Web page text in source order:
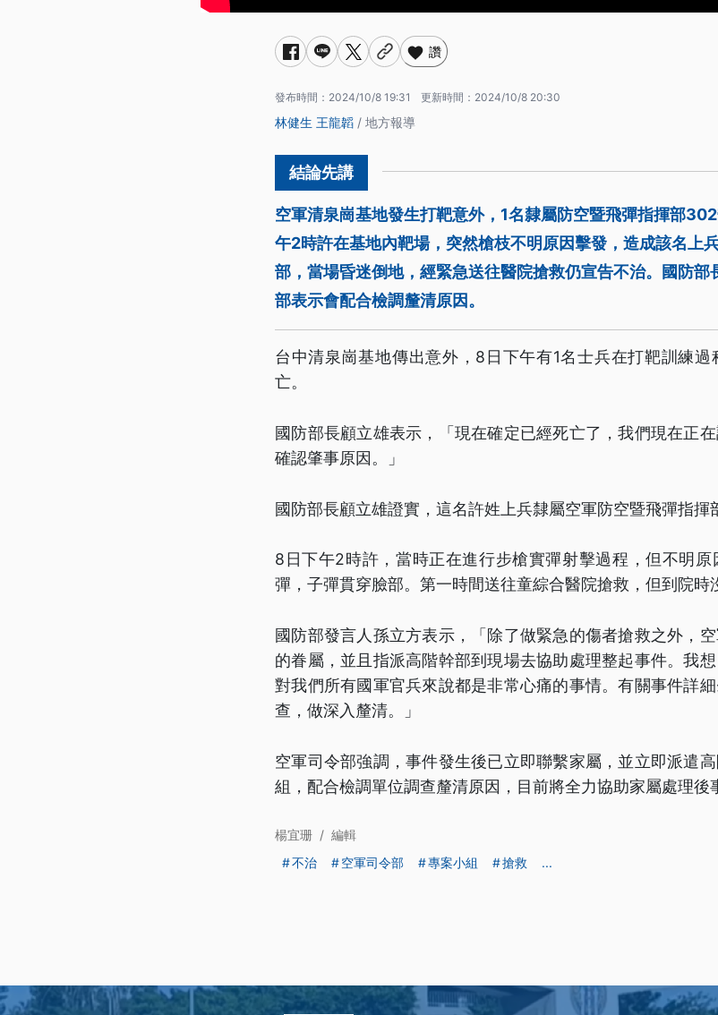
讚
發布時間： 2024/10/8 19:31 更新時間： 2024/10/8 20:30
林健生 王龍韜 / 地方報導
空軍清泉崗基地發生打靶意外，1名隸屬防空暨飛彈指揮部
午2時許在基地內靶場，突然槍枝不明原因擊發，造成該名上
部，當場昏迷倒地，經緊急送往醫院搶救仍宣告不治。國防
部表示會配合檢調釐清原因。
台中清泉崗基地傳出意外，8日下午有1名士兵在打靶訓練
亡。
國防部長顧立雄表示，「現在確定已經死亡了，我們現在正
確認肇事原因。」
國防部長顧立雄證實，這名許姓上兵隸屬空軍防空暨飛彈指揮
8日下午2時許，當時正在進行步槍實彈射擊過程，但不明
彈，子彈貫穿臉部。第一時間送往童綜合醫院搶救，但到院時
國防部發言人孫立方表示，「除了做緊急的傷者搶救之外，
的眷屬，並且指派高階幹部到現場去協助處理整起事件。我
對我們所有國軍官兵來說都是非常心痛的事情。有關事件詳
查，做深入釐清。」
空軍司令部強調，事件發生後已立即聯繫家屬，並立即派遣
組，配合檢調單位調查釐清原因，目前將全力協助家屬處理後
楊宜珊 / 編輯
不治
空軍司令部 專案小組 搶救 ...